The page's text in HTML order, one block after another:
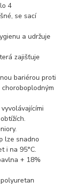
4
se sací
a udržuje
zajišťuje
bariérou proti
lze snadno
i na 95°C.
+ 18%